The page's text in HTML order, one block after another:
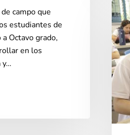
campo que
estudiantes de
Octavo grado,
en los
y…